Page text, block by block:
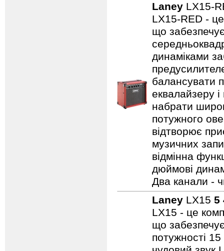
Laney LX15-
LX15-RED -
що
динаміками
балансувати
еквалайзеру
набрати
потужного
відтворює
музичних
відмінна
дюймові
Два канали -
Laney LX15 5
LX15 - це
що
потужності